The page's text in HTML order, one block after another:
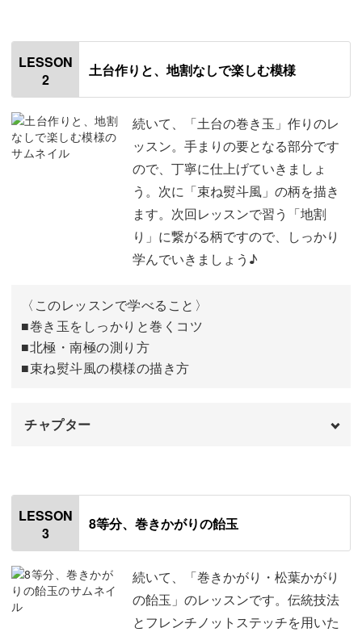
現代のお部屋にも馴染む浮き手まり
「畳のお部屋がなく、飾っても手まりが馴染まないので
は？」と、ご不安な方もご安心ください。
インテリアと合わせたお色で作れば、現代のお部屋にも自
然と調和してくれます。
浮き手まりの可愛い姿が、きっと空間の良いアクセントに
ご自宅用だけではなく、ぜひプレゼントにもご利用くださ
手まりのある場所が、丸く和やかな空間となりますよう
はじめに
手まりの歴史
手まりの魅力 02:20
手まり作りの道具・材料 05:24
手まりの浮飾りの材料 09:40
10:53
LESSON
2
土台作りと、地割なしで楽しむ模様
続いて、「土台の巻き玉」作りのレ
ッスン。手まりの要となる部分です
ので、丁寧に仕上げていきましょ
う。次に「束ね熨斗風」の柄を描き
ます。次回レッスンで習う「地割
り」に繋がる柄ですので、しっかり
学んでいきましょう♪
〈このレッスンで学べること〉
■巻き玉をしっかりと巻くコツ
■北極・南極の測り方
■束ね熨斗風の模様の描き方
チャプター
はじめに
使用材料・道具
綿に下地用の糸を巻く 04:19
10:56
LESSON
3
8等分、巻きかがりの飴玉
続いて、「巻きかがり・松葉かがり
の飴玉」のレッスンです。伝統技法
とフレンチノットステッチを用いた